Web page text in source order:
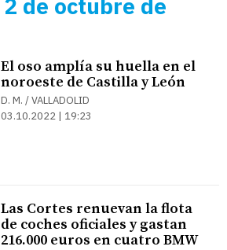
2 de octubre de
El oso amplía su huella en el
noroeste de Castilla y León
D. M. / VALLADOLID
03.10.2022 | 19:23
Las Cortes renuevan la flota
de coches oficiales y gastan
216.000 euros en cuatro BMW